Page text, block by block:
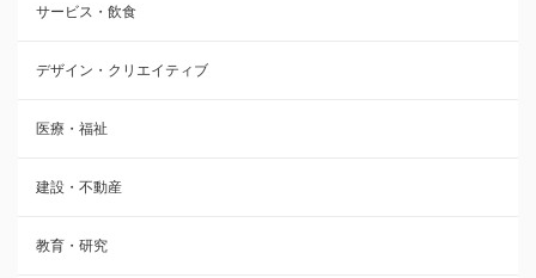
サービス・飲食
デザイン・クリエイティブ
医療・福祉
建設・不動産
教育・研究